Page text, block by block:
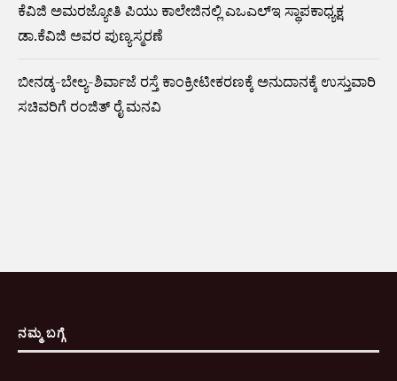
ಕೆವಿಜಿ ಅಮರಜ್ಯೋತಿ ಪಿಯು ಕಾಲೇಜಿನಲ್ಲಿ ಎಒಎಲ್ಇ ಸ್ಥಾಪಕಾಧ್ಯಕ್ಷ
ಡಾ.ಕೆವಿಜಿ ಅವರ ಪುಣ್ಯಸ್ಮರಣೆ
ಬೀನಡ್ಕ-ಬೇಲ್ಯ-ಶಿರ್ವಾಜೆ ರಸ್ತೆ ಕಾಂಕ್ರೀಟೀಕರಣಕ್ಕೆ ಅನುದಾನಕ್ಕೆ ಉಸ್ತುವಾರಿ
ಸಚಿವರಿಗೆ ರಂಜಿತ್ ರೈ ಮನವಿ
ನಮ್ಮ ಬಗ್ಗೆ